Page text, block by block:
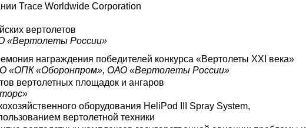
Trace Worldwide Corporation
вертолетов
«Вертолеты России»
награждения победителей конкурса «Вертолеты XXI века»
«ОПК «Оборонпром», ОАО «Вертолеты России»
вертолетных площадок и ангаров
оборудования HeliPod III Spray System,
вертолетной техники